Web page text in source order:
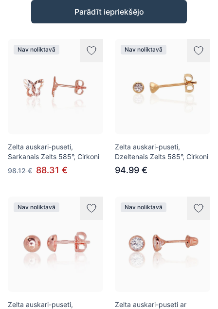
Preces
Parādīt iepriekšējo
Nav noliktavā
Zelta auskari-puseti,
Sarkanais Zelts 585°, Cirkoni
98.12 € 88.31 €
Nav noliktavā
Zelta auskari-puseti,
Dzeltenais Zelts 585°, Cirkoni
94.99 €
Nav noliktavā
Zelta auskari-puseti,
Nav noliktavā
Zelta auskari-puseti ar